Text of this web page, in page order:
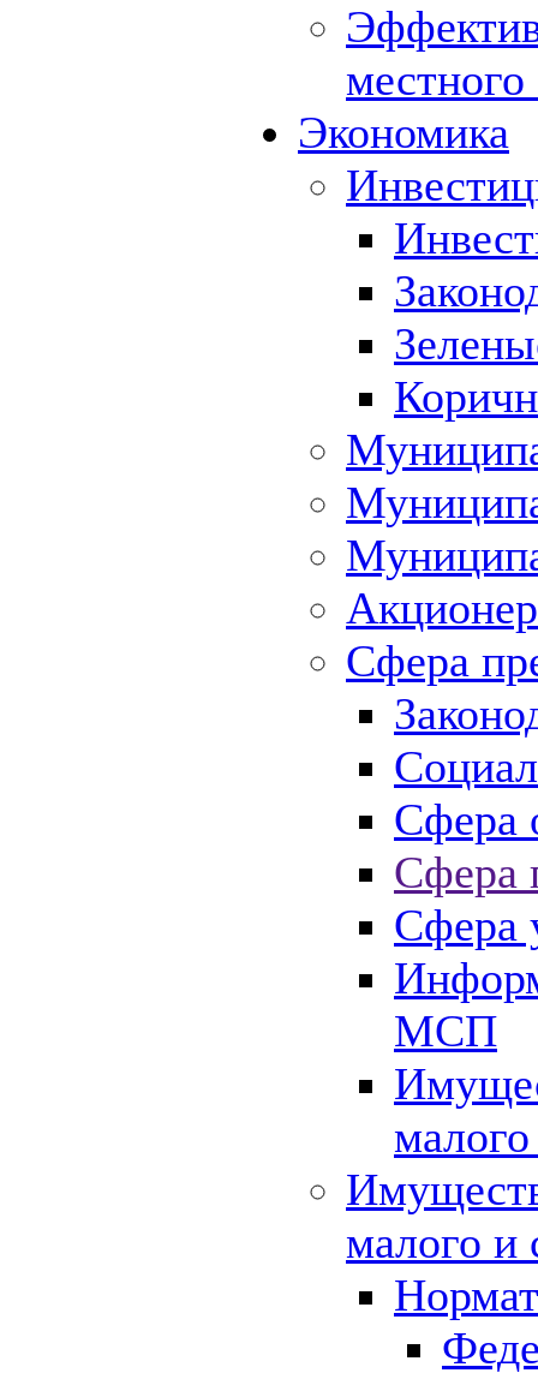
Экономика
Сфера
Сфера
Сфера
Сфера
МСП
малого и